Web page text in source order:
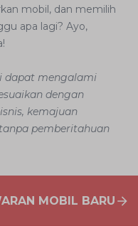
mobil, dan memilih
apa lagi? Ayo,
dapat mengalami
dengan
kemajuan
pemberitahuan
MOBIL BARU